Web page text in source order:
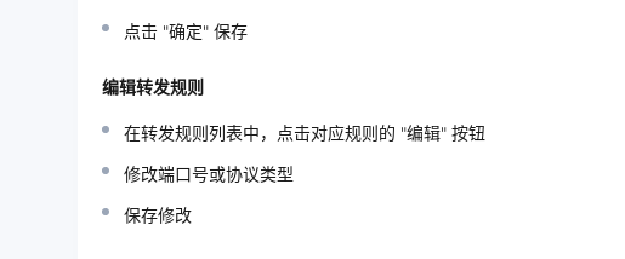
点击 "确定" 保存
编辑转发规则
在转发规则列表中，点击对应规则的 "编辑" 按钮
修改端口号或协议类型
保存修改